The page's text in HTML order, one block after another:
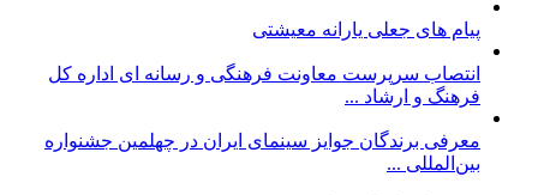
پیام های جعلی یارانه معیشتی
انتصاب سرپرست معاونت فرهنگی و رسانه ای اداره کل
فرهنگ و ارشاد ...
معرفی برندگان جوایز سینمای ایران در چهلمین جشنواره
بین‌المللی ...